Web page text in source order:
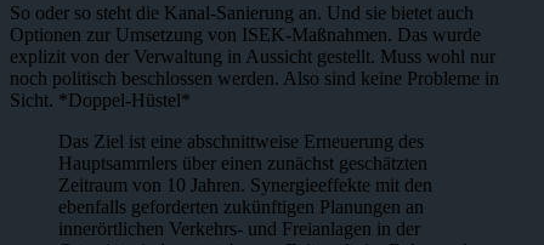
So oder so steht die Kanal-Sanierung an. Und sie bietet auch
Optionen zur Umsetzung von ISEK-Maßnahmen. Das wurde
explizit von der Verwaltung in Aussicht gestellt. Muss wohl nur
noch politisch beschlossen werden. Also sind keine Probleme in
Sicht. *Doppel-Hüstel*
Das Ziel ist eine abschnittweise Erneuerung des
Hauptsammlers über einen zunächst geschätzten
Zeitraum von 10 Jahren. Synergieeffekte mit den
ebenfalls geforderten zukünftigen Planungen an
innerörtlichen Verkehrs- und Freianlagen in der